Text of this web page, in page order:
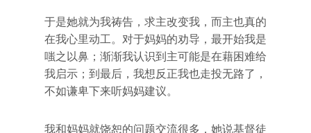
于是她就为我祷告，求主改变我，而主也真的
在我心里动工。对于妈妈的劝导，最开始我是
嗤之以鼻；渐渐我认识到主可能是在藉困难给
我启示；到最后，我想反正我也走投无路了，
不如谦卑下来听妈妈建议。
我和妈妈就饶恕的问题交流很多，她说基督徒